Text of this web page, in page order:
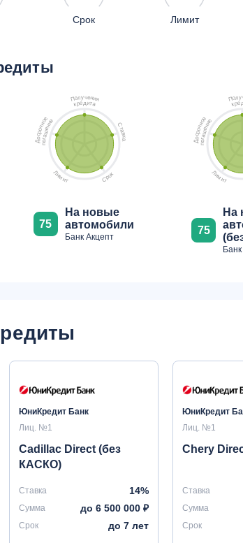
Срок Лимит
Получения
кредита
С
т
а
в
к
а
Сро
к
Лимит
Д
о
с
р
о
ч
ное
п
о
г
а
ш
е
н
и
е
75
На новые
автомобили
Банк Акцепт
Полу
кре
Лимит
Д
о
с
р
о
ч
ное
п
о
г
а
ш
е
н
и
е
75
На
ЮниКредит Банк
Лиц. №1
Cadillac Direct (без
КАСКО)
Ставка 14%
Сумма до 6 500 000 ₽
Срок до 7 лет
ЮниКредит
Лиц. №1
Chery
Ставка
Сумма
Срок